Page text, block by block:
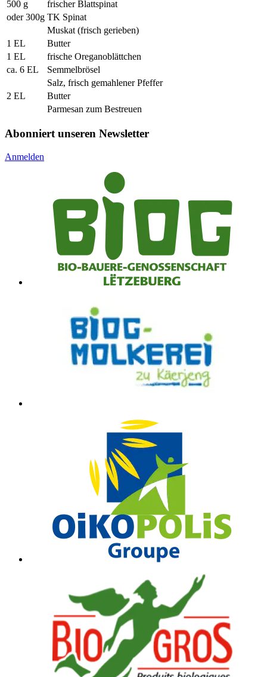
500 g
frischer Blattspinat
oder 300g TK Spinat
Muskat (frisch gerieben)
1 EL
Butter
1 EL
frische Oreganoblättchen
ca. 6 EL
Semmelbrösel
Salz, frisch gemahlener Pfeffer
2 EL
Butter
Parmesan zum Bestreuen
Abonniert unseren Newsletter
Anmelden